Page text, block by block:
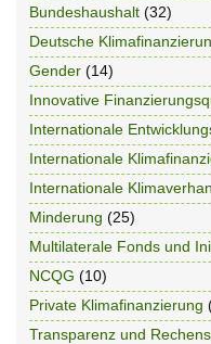
Bundeshaushalt (32)
Deutsche
Gender (14)
Innovative
Internationale
Internationale
Internationale
Minderung (25)
Multilaterale Fonds und
NCQG (10)
Private Klimafinanzierung
Transparenz und